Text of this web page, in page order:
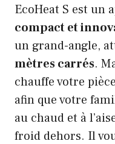
EcoHeat S est un
compact et
un grand-angle,
mètres carrés.
chauffe votre
afin que votre
au chaud et à
froid dehors. Il